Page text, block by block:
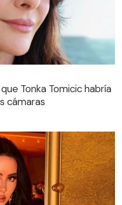
Tonka Tomicic habría
cámaras